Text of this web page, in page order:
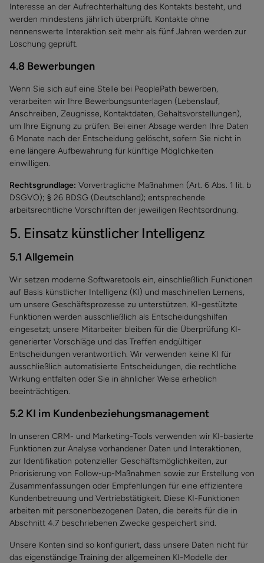
Interesse an der Aufrechterhaltung des Kontakts besteht, und
werden mindestens jährlich überprüft. Kontakte ohne
nennenswerte Interaktion seit mehr als fünf Jahren werden zur
Löschung geprüft.
4.8 Bewerbungen
Wenn Sie sich auf eine Stelle bei PeoplePath bewerben,
verarbeiten wir Ihre Bewerbungsunterlagen (Lebenslauf,
Anschreiben, Zeugnisse, Kontaktdaten, Gehaltsvorstellungen),
um Ihre Eignung zu prüfen. Bei einer Absage werden Ihre Daten
6 Monate nach der Entscheidung gelöscht, sofern Sie nicht in
eine längere Aufbewahrung für künftige Möglichkeiten
einwilligen.
Rechtsgrundlage: Vorvertragliche Maßnahmen (Art. 6 Abs. 1 lit. b
DSGVO); § 26 BDSG (Deutschland); entsprechende
arbeitsrechtliche Vorschriften der jeweiligen Rechtsordnung.
5. Einsatz künstlicher Intelligenz
5.1 Allgemein
Wir setzen moderne Softwaretools ein, einschließlich Funktionen
auf Basis künstlicher Intelligenz (KI) und maschinellen Lernens,
um unsere Geschäftsprozesse zu unterstützen. KI-gestützte
Funktionen werden ausschließlich als Entscheidungshilfen
eingesetzt; unsere Mitarbeiter bleiben für die Überprüfung KI-
generierter Vorschläge und das Treffen endgültiger
Entscheidungen verantwortlich. Wir verwenden keine KI für
ausschließlich automatisierte Entscheidungen, die rechtliche
Wirkung entfalten oder Sie in ähnlicher Weise erheblich
beeinträchtigen.
5.2 KI im Kundenbeziehungsmanagement
In unseren CRM- und Marketing-Tools verwenden wir KI-basierte
Funktionen zur Analyse vorhandener Daten und Interaktionen,
zur Identifikation potenzieller Geschäftsmöglichkeiten, zur
Priorisierung von Follow-up-Maßnahmen sowie zur Erstellung von
Zusammenfassungen oder Empfehlungen für eine effizientere
Kundenbetreuung und Vertriebstätigkeit. Diese KI-Funktionen
arbeiten mit personenbezogenen Daten, die bereits für die in
Abschnitt 4.7 beschriebenen Zwecke gespeichert sind.
Unsere Konten sind so konfiguriert, dass unsere Daten nicht für
das eigenständige Training der allgemeinen KI-Modelle der